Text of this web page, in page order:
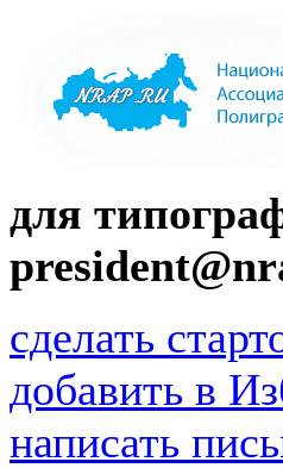
для
сделать
добавить в
написать